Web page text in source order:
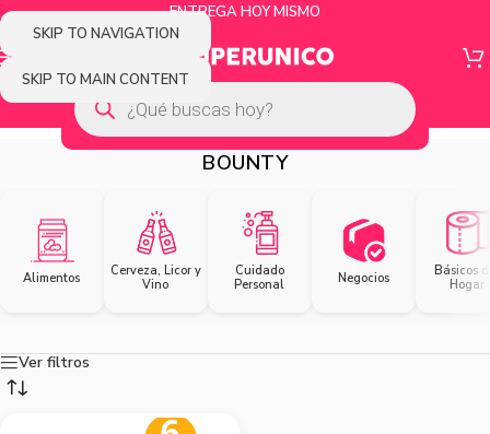
SKIP TO NAVIGATION
SKIP TO MAIN CONTENT
ENTREGA HOY MISMO
BOUNTY
Alimentos
Cerveza, Licor y
Vino
Cuidado
Personal
Negocios
Básicos
Hogar
Ver filtros